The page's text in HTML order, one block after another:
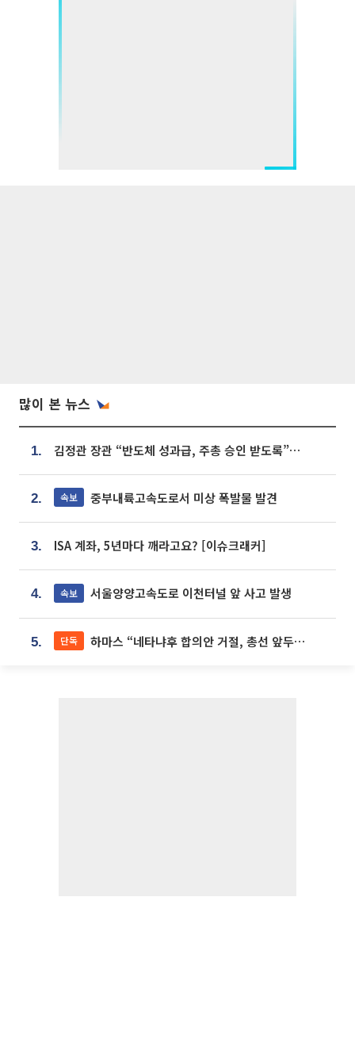
많이 본 뉴스
1. 김정관 장관 “반도체 성과급, 주총 승인 받도록”…상법·자본시장법 개정 시사
2. 속보 중부내륙고속도로서 미상 폭발물 발견
3. ISA 계좌, 5년마다 깨라고요? [이슈크래커]
4. 속보 서울양양고속도로 이천터널 앞 사고 발생
5. 단독 하마스 “네타냐후 합의안 거절, 총선 앞두고 시간 끌기”